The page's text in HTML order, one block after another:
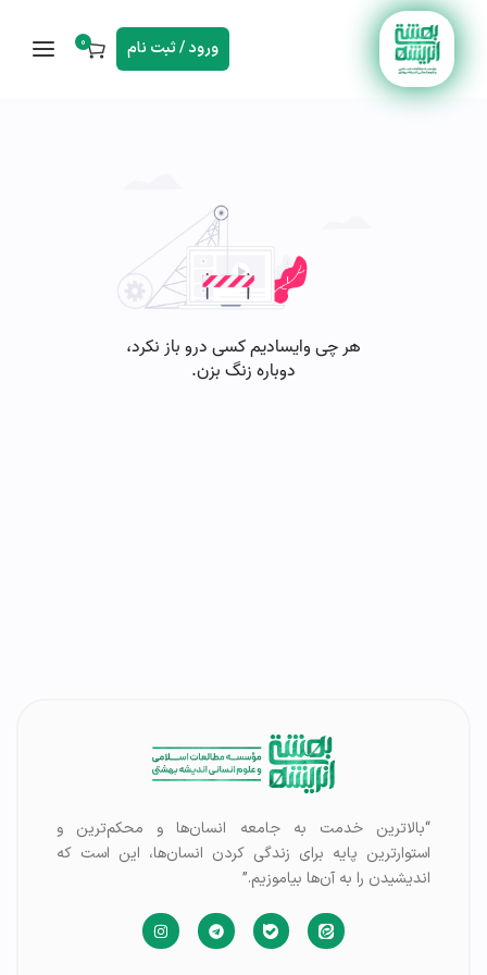
ورود / ثبت نام 0
“بالاترین خدمت به جامعه انسان‌ها و محکم‌ترین و
استوارترین پایه برای زندگی کردن انسان‌ها، این است که
اندیشیدن را به آن‌ها بیاموزیم.”